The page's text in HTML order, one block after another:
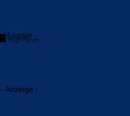
- Anzeige -
- Anzeige -